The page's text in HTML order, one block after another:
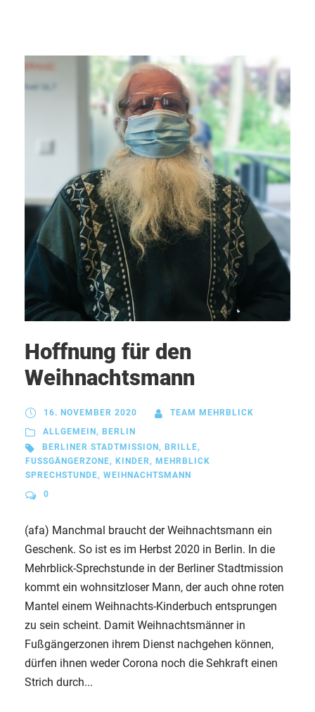
Hoffnung für den
Weihnachtsmann
16. NOVEMBER 2020
TEAM MEHRBLICK
ALLGEMEIN , BERLIN
BERLINER STADTMISSION , BRILLE,
FUSSGÄNGERZONE
, KINDER, MEHRBLICK
SPRECHSTUNDE, WEIHNACHTSMANN
0
(afa) Manchmal braucht der Weihnachtsmann ein
Geschenk. So ist es im Herbst 2020 in Berlin. In die
Mehrblick-Sprechstunde in der Berliner Stadtmission
kommt ein wohnsitzloser Mann, der auch ohne roten
Mantel einem Weihnachts-Kinderbuch entsprungen
zu sein scheint. Damit Weihnachtsmänner in
Fußgängerzonen ihrem Dienst nachgehen können,
dürfen ihnen weder Corona noch die Sehkraft einen
Strich durch...